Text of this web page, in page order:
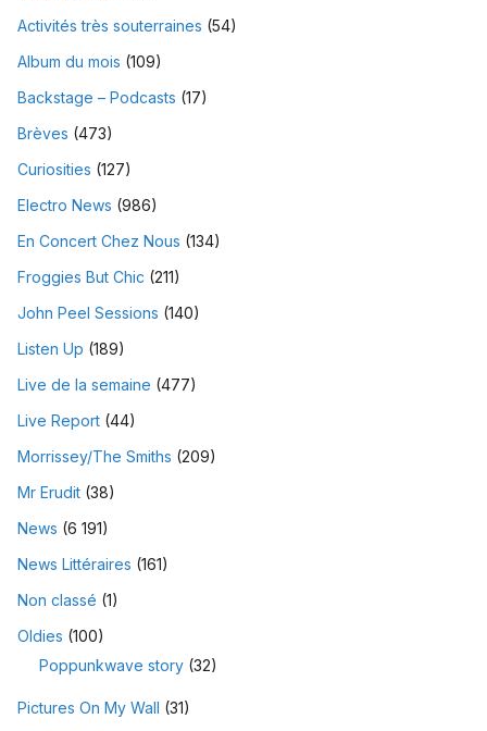
Activités très souterraines (54)
Album du mois (109)
Backstage – Podcasts (17)
Brèves (473)
Curiosities (127)
Electro News (986)
En Concert Chez Nous (134)
Froggies But Chic (211)
John Peel Sessions (140)
Listen Up (189)
Live de la semaine (477)
Live Report (44)
Morrissey/The Smiths (209)
Mr Erudit (38)
News (6 191)
News Littéraires (161)
Non classé (1)
Oldies (100)
Poppunkwave story (32)
Pictures On My Wall (31)